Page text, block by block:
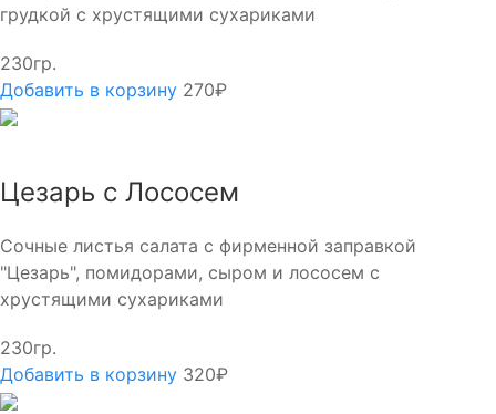
грудкой с хрустящими сухариками
230гр.
Добавить в корзину 270₽
Цезарь с Лососем
Сочные листья салата с фирменной заправкой
"Цезарь", помидорами, сыром и лососем с
хрустящими сухариками
230гр.
Добавить в корзину 320₽